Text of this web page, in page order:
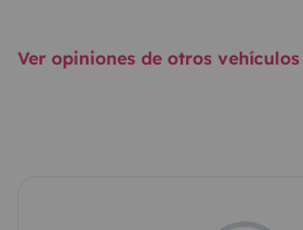
Ver opiniones de otros